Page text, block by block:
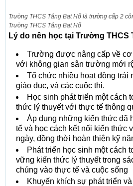
Trường THCS Tăng Bạt Hổ là trường cấp 2
Trường THCS Tăng Bạt Hổ
Lý do nên học tại Trường THCS
Trường được nâng cấp về
với không gian sân trường mới
Tổ chức nhiều hoạt động trải
giáo dục, và các cuộc thi.
Học sinh phát triển một cách
thức lý thuyết với thực tế thông
Áp dụng những kiến thức đã
tế và học cách kết nối kiến thức
ngày, đồng thời hoàn thiện kỹ
Phát triển học sinh một cách
vững kiến thức lý thuyết trong
chúng vào thực tế và cuộc sống
Khuyến khích sự phát triển